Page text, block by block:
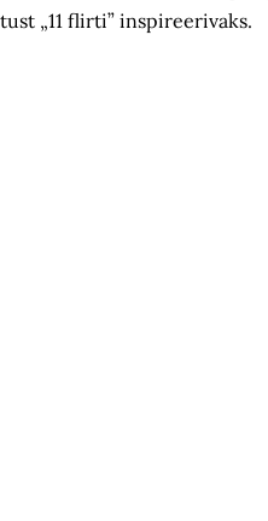
„11 flirti” inspireerivaks.